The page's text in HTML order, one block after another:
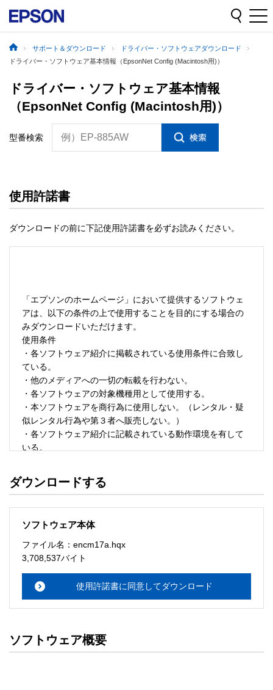
サポート＆ダウンロード
ドライバー・ソフトウェアダウンロード
ドライバー・ソフトウェア基本情報（EpsonNet Config (Macintosh用)）
ドライバー・ソフトウェア基本情報
（EpsonNet Config (Macintosh用)）
型番検索 例）EP-885AW
使用許諾書
ダウンロードの前に下記使用許諾書を必ずお読みください。
「エプソンのホームページ」において提供するソフトウェ
アは、以下の条件の上で使用することを目的にする場合の
みダウンロードいただけます。
使用条件
・各ソフトウェア紹介に掲載されている使用条件に合致し
ている。
・他のメディアへの一切の転載を行わない。
・各ソフトウェアの対象機種用として使用する。
・本ソフトウェアを商行為に使用しない。（レンタル・疑
似レンタル行為や第３者へ販売しない。）
・各ソフトウェア紹介に記載されている動作環境を有して
いる。
・ソフトウェアを改変、またはリバースエンジニアリング
ソフトウェアのサポート
・本サーバでは、ユーザーサポートは行いません。搭載ソ
メーションセンターまでお願い
ルをお読み下さい。
ソフトウェアの保証範囲
・ソフトウェアのダウンロード・導入はお客様の責任にお
ダウンロードする
ソフトウェア本体
ファイル名：encm17a.hqx
3,708,537バイト
使用許諾書に同意してダウンロード
ソフトウェア概要